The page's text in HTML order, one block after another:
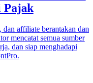
Pajak
dan affiliate berantakan dan
mencatat semua sumber
dan siap menghadapi